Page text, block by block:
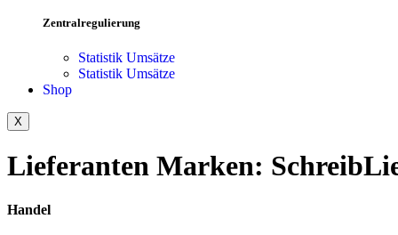
Zentralregulierung
Statistik Umsätze
Statistik Umsätze
Shop
X
Lieferanten Marken:
Handel